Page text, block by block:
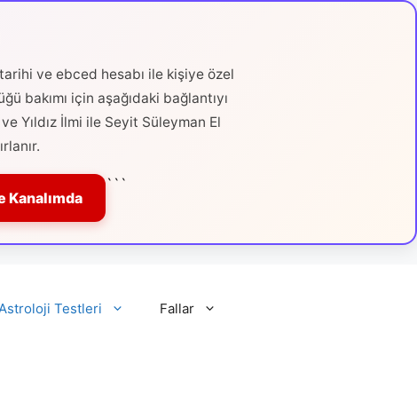
ve ebced hesabı ile kişiye özel
bakımı için aşağıdaki bağlantıyı
Yıldız İlmi ile Seyit Süleyman El
Kanalımda
```
Testleri Fallar